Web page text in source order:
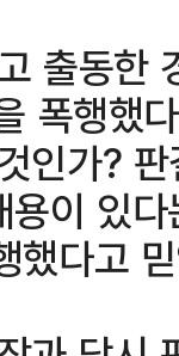
출동한
폭행했
인가?
이 있
다고